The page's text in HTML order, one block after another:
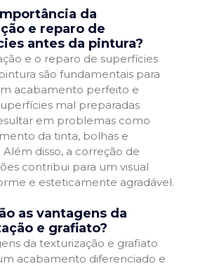
da
e reparo de
antes da pintura?
e o reparo de superfícies
são fundamentais para
acabamento perfeito e
mal preparadas
em problemas como
da tinta, bolhas e
Além disso, a correção de
contribui para um visual
e esteticamente agradável.
as vantagens da
e grafiato?
da texturização e grafiato
acabamento diferenciado e